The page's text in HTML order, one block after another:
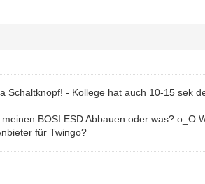
Schaltknopf! - Kollege hat auch 10-15 sek
BOSI ESD Abbauen oder was? o_O
für Twingo?